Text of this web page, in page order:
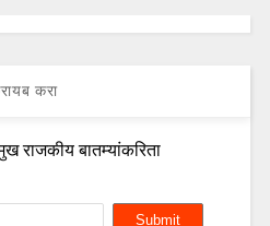
करा
राजकीय बातम्यांकरिता